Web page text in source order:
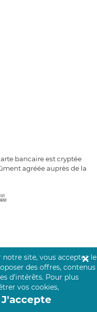
bancaire est cryptée
agréée auprès de la
site, vous acceptez le
des offres, contenus
d’intérêts. Pour plus
vos cookies,
J'accepte
✕